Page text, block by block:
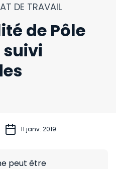
DE TRAVAIL
de Pôle
11 janv. 2019
peut être